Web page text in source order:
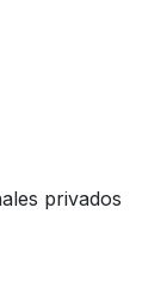
privados